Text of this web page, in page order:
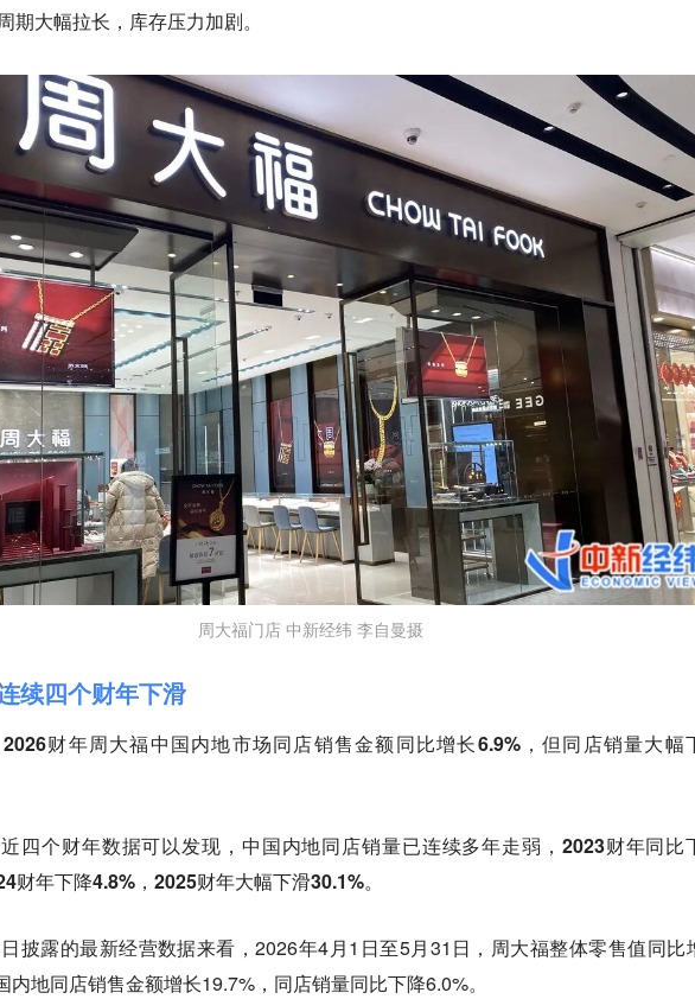
期大幅拉长，库存压力加剧。
周大福门店 中新经纬 李自曼摄
续四个财年下滑
2026财年周大福中国内地市场同店销售金额同比增长6.9%，但同店销量大幅
四个财年数据可以发现， 中国内地同店销量已连续多年走弱，2023财年同比
财年下降4.8%，2025财年大幅下滑30.1%。
披露的最新经营数据来看，2026年4月1日至5月31日，周大福整体零售值同比
内地同店销售金额增长19.7%，同店销量同比下降6.0%。